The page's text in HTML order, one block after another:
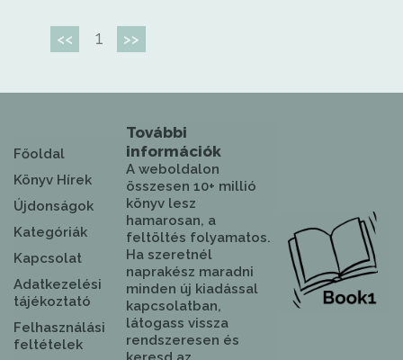
<< 1 >>
Főoldal
Könyv Hírek
Újdonságok
Kategóriák
Kapcsolat
Adatkezelési
tájékoztató
Felhasználási
feltételek
További
információk
A weboldalon
összesen 10+ millió
könyv lesz
hamarosan, a
feltöltés folyamatos.
Ha szeretnél
naprakész maradni
minden új kiadással
kapcsolatban,
látogass vissza
rendszeresen és